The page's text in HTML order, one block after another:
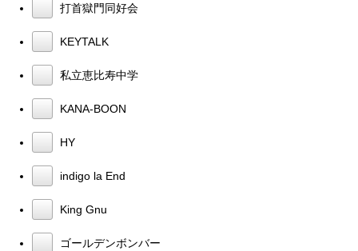
打首獄門同好会
KEYTALK
私立恵比寿中学
KANA-BOON
HY
indigo la End
King Gnu
ゴールデンボンバー